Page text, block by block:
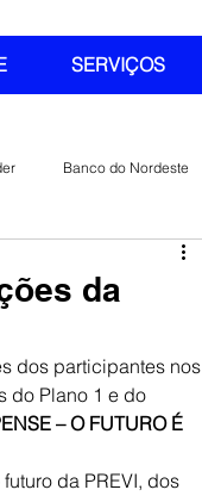
SERVIÇOS
Banco do Nordeste
da
dos participantes nos
do Plano 1 e do
– O FUTURO É
da PREVI, dos